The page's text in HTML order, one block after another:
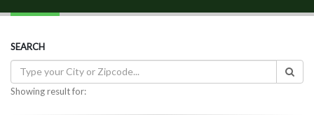
SEARCH
Showing result for: